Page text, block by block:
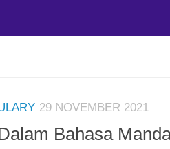
29 NOVEMBER 2021
Bahasa